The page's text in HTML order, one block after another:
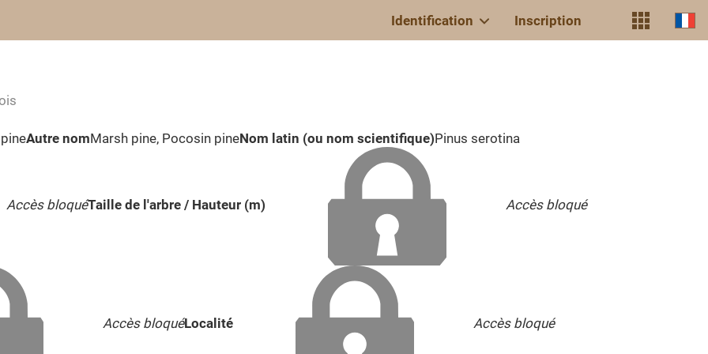
Identification Inscription
Autre nomMarsh pine, Pocosin pineNom latin (ou nom scientifique)Pinus serotina
Accès bloquéTaille de l'arbre / Hauteur (m) Accès bloqué
Accès bloquéLocalité Accès bloqué